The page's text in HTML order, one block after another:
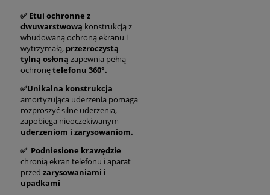
✅ Etui ochronne z
dwuwarstwową konstrukcją z
wbudowaną ochroną ekranu i
wytrzymałą, przezroczystą
tylną osłoną zapewnia pełną
ochronętelefonu 360°.
✅Unikalna konstrukcja
amortyzująca uderzenia pomaga
rozproszyć silne uderzenia,
zapobiega nieoczekiwanym
uderzeniom i zarysowaniom.
✅ Podniesione krawędzie
chronią ekran telefonu i aparat
przed zarysowaniami i
upadkami